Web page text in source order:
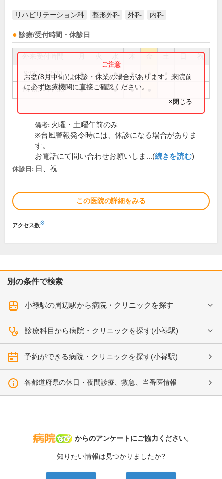
リハビリテーション科 整形外科 外科 内科
診療/受付時間・休診日
祝
9:00～12:30 ● ● ● ● ●
14:00～17:30 ● ● ●
お盆(8月中旬)は休診・休業の場合があります。来院前
に必ず医療機関に直接ご確認ください。
×閉じる
備考: 火曜・土曜午前のみ
※台風警報発令時には、休診になる場合がありま
す。
お電話にて問い合わせお願いしま...(続きを読む)
休診日: 日、祝
この医院の詳細をみる
アクセス数※
別の条件で検索
小禄駅の周辺駅から病院・クリニックを探す
診療科目から病院・クリニックを探す(小禄駅)
予約ができる病院・クリニックを探す(小禄駅)
各都道府県の休日・夜間診療、救急、当番医情報
病院なび
からのアンケートにご協力ください。
知りたい情報は見つかりましたか?